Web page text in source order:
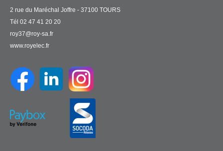
2 rue du Maréchal Joffre - 37100 TOURS
Tél 02 47 41 20 20
roy37@roy-sa.fr
www.royelec.fr